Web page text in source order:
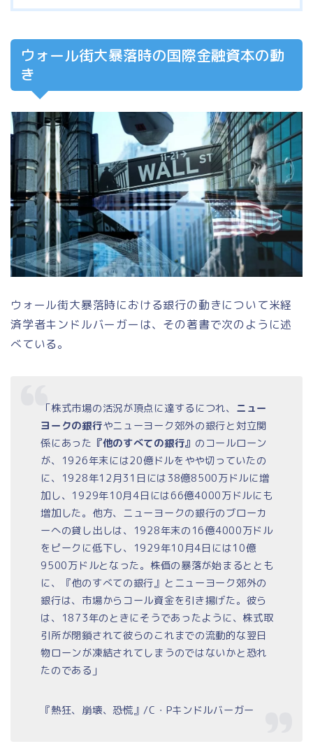
ウォール街大暴落時の国際金融資本の動
き
ウォール街大暴落時における銀行の動きについて米経
済学者キンドルバーガーは、その著書で次のように述
べている。
「株式市場の活況が頂点に達するにつれ、 ニュー
ヨークの銀行やニューヨーク郊外の銀行と対立関
係にあった 『他のすべての銀行』 のコールローン
が、1926年末には20億ドルをやや切っていたの
に、1928年12月31日には38億8500万ドルに増
加し、1929年10月4日には66億4000万ドルにも
増加した。他方、ニューヨークの銀行のブローカ
ーへの貸し出しは、1928年末の16億4000万ドル
をピークに低下し、1929年10月4日には10億
9500万ドルとなった。株価の暴落が始まるととも
に、『他のすべての銀行』とニューヨーク郊外の
銀行は、市場からコール資金を引き揚げた。彼ら
は、1873年のときにそうであったように、株式取
引所が閉鎖されて彼らのこれまでの流動的な翌日
物ローンが凍結されてしまうのではないかと恐れ
たのである」
『熱狂、崩壊、恐慌』/C・Pキンドルバーガー